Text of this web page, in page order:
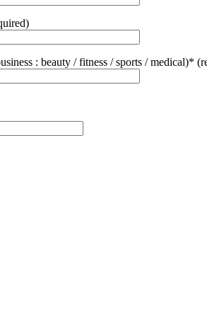
: beauty / fitness / sports / medical)*